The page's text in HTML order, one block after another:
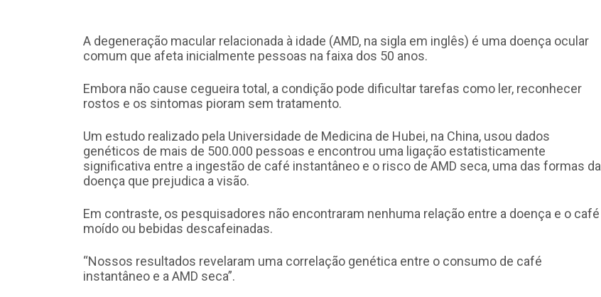
A degeneração macular relacionada à idade (AMD, na sigla em inglês) é uma doença ocular
comum que afeta inicialmente pessoas na faixa dos 50 anos.
Embora não cause cegueira total, a condição pode dificultar tarefas como ler, reconhecer
rostos e os sintomas pioram sem tratamento.
Um estudo realizado pela Universidade de Medicina de Hubei, na China, usou dados
genéticos de mais de 500.000 pessoas e encontrou uma ligação estatisticamente
significativa entre a ingestão de café instantâneo e o risco de AMD seca, uma das formas da
doença que prejudica a visão.
Em contraste, os pesquisadores não encontraram nenhuma relação entre a doença e o café
moído ou bebidas descafeinadas.
“Nossos resultados revelaram uma correlação genética entre o consumo de café
instantâneo e a AMD seca”.